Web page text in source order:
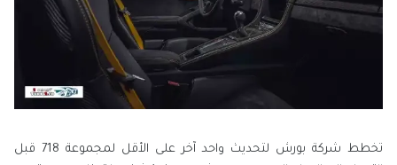
تخطط شركة بورش لتحديث واحد آخر على الأقل لمجموعة 718 قبل